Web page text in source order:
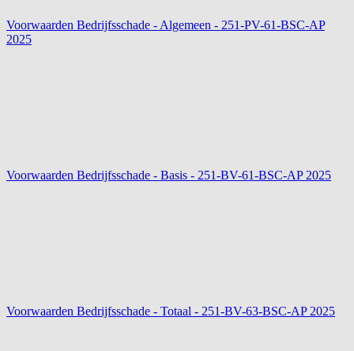
Voorwaarden Bedrijfsschade - Algemeen - 251-PV-61-BSC-AP
2025
Voorwaarden Bedrijfsschade - Basis - 251-BV-61-BSC-AP 2025
Voorwaarden Bedrijfsschade - Totaal - 251-BV-63-BSC-AP 2025